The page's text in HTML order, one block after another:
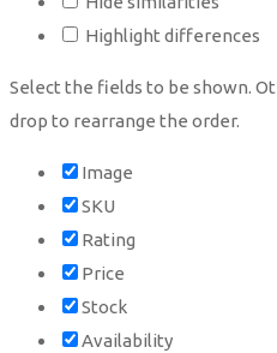
Highlight differences
Select the fields to be shown.
drop to rearrange the order.
Image
SKU
Rating
Price
Stock
Availability